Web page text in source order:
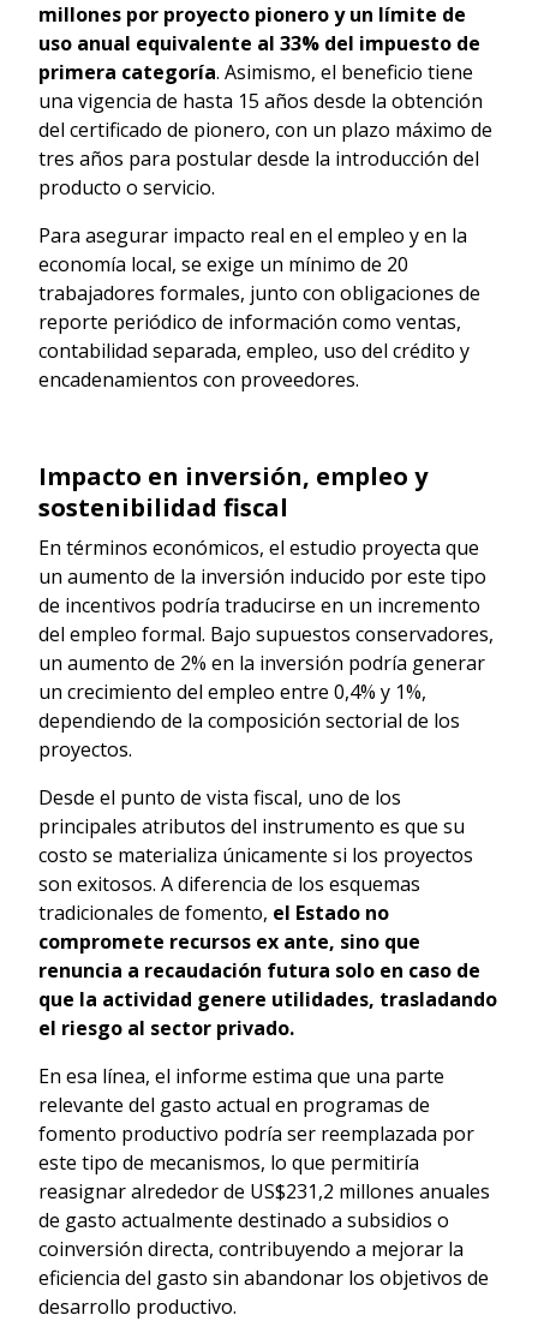
millones por proyecto pionero y un límite de
uso anual equivalente al 33% del impuesto de
primera categoría. Asimismo, el beneficio tiene
una vigencia de hasta 15 años desde la obtención
del certificado de pionero, con un plazo máximo de
tres años para postular desde la introducción del
producto o servicio.
Para asegurar impacto real en el empleo y en la
economía local, se exige un mínimo de 20
trabajadores formales, junto con obligaciones de
reporte periódico de información como ventas,
contabilidad separada, empleo, uso del crédito y
encadenamientos con proveedores.
Impacto en inversión, empleo y
sostenibilidad fiscal
En términos económicos, el estudio proyecta que
un aumento de la inversión inducido por este tipo
de incentivos podría traducirse en un incremento
del empleo formal. Bajo supuestos conservadores,
un aumento de 2% en la inversión podría generar
un crecimiento del empleo entre 0,4% y 1%,
dependiendo de la composición sectorial de los
proyectos.
Desde el punto de vista fiscal, uno de los
principales atributos del instrumento es que su
costo se materializa únicamente si los proyectos
son exitosos. A diferencia de los esquemas
tradicionales de fomento, el Estado no
compromete recursos ex ante, sino que
renuncia a recaudación futura solo en caso de
que la actividad genere utilidades, trasladando
el riesgo al sector privado.
En esa línea, el informe estima que una parte
relevante del gasto actual en programas de
fomento productivo podría ser reemplazada por
este tipo de mecanismos, lo que permitiría
reasignar alrededor de US$231,2 millones anuales
de gasto actualmente destinado a subsidios o
coinversión directa, contribuyendo a mejorar la
eficiencia del gasto sin abandonar los objetivos de
desarrollo productivo.